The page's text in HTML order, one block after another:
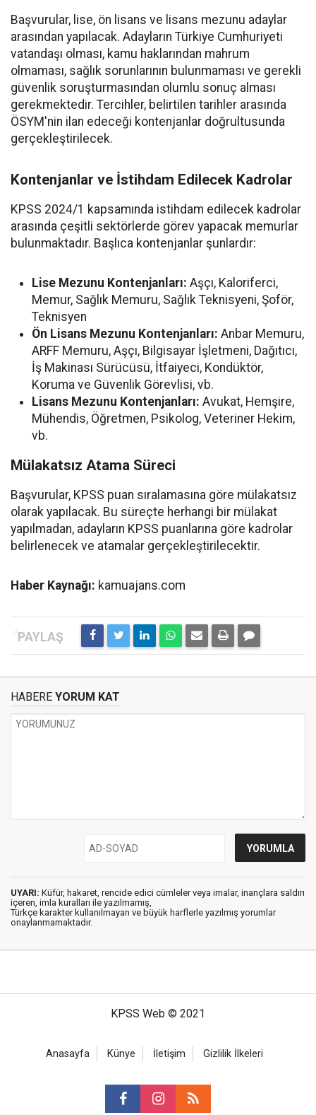
Başvurular, lise, ön lisans ve lisans mezunu adaylar
arasından yapılacak. Adayların Türkiye Cumhuriyeti
vatandaşı olması, kamu haklarından mahrum
olmaması, sağlık sorunlarının bulunmaması ve gerekli
güvenlik soruşturmasından olumlu sonuç alması
gerekmektedir. Tercihler, belirtilen tarihler arasında
ÖSYM'nin ilan edeceği kontenjanlar doğrultusunda
gerçekleştirilecek.
Kontenjanlar ve İstihdam Edilecek Kadrolar
KPSS 2024/1 kapsamında istihdam edilecek kadrolar
arasında çeşitli sektörlerde görev yapacak memurlar
bulunmaktadır. Başlıca kontenjanlar şunlardır:
Lise Mezunu Kontenjanları: Aşçı, Kaloriferci,
Memur, Sağlık Memuru, Sağlık Teknisyeni, Şoför,
Teknisyen
Ön Lisans Mezunu Kontenjanları: Anbar Memuru,
ARFF Memuru, Aşçı, Bilgisayar İşletmeni, Dağıtıcı,
İş Makinası Sürücüsü, İtfaiyeci, Kondüktör,
Koruma ve Güvenlik Görevlisi, vb.
Lisans Mezunu Kontenjanları: Avukat, Hemşire,
Mühendis, Öğretmen, Psikolog, Veteriner Hekim,
vb.
Mülakatsız Atama Süreci
Başvurular, KPSS puan sıralamasına göre mülakatsız
olarak yapılacak. Bu süreçte herhangi bir mülakat
yapılmadan, adayların KPSS puanlarına göre kadrolar
belirlenecek ve atamalar gerçekleştirilecektir.
Haber Kaynağı: kamuajans.com
HABERE YORUM KAT
UYARI: Küfür, hakaret, rencide edici cümleler veya imalar, inançlara saldırı
içeren, imla kuralları ile yazılmamış,
Türkçe karakter kullanılmayan ve büyük harflerle yazılmış yorumlar
onaylanmamaktadır.
KPSS Web © 2021
Anasayfa Künye İletişim Gizlilik İlkeleri